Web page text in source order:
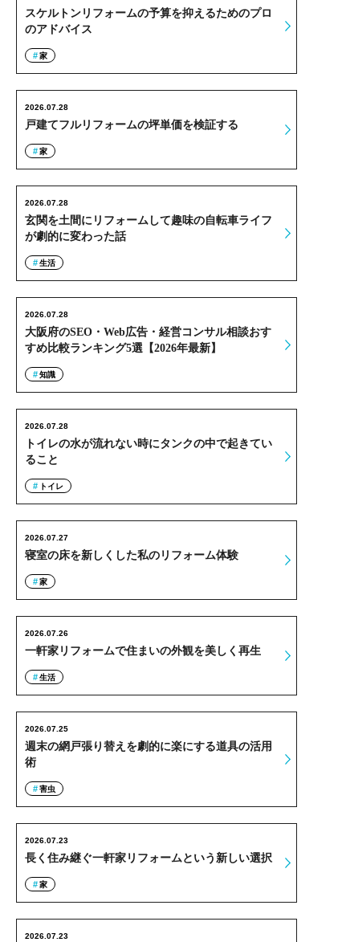
スケルトンリフォームの予算を抑えるためのプロ
のアドバイス
家
戸建てフルリフォームの坪単価を検証する
2026.07.28
家
玄関を土間にリフォームして趣味の自転車ライフ
が劇的に変わった話
2026.07.28
生活
大阪府のSEO・Web広告・経営コンサル相談おす
すめ比較ランキング5選【2026年最新】
2026.07.28
知識
トイレの水が流れない時にタンクの中で起きてい
ること
2026.07.28
トイレ
寝室の床を新しくした私のリフォーム体験
2026.07.27
家
一軒家リフォームで住まいの外観を美しく再生
2026.07.26
生活
週末の網戸張り替えを劇的に楽にする道具の活用
術
2026.07.25
害虫
長く住み継ぐ一軒家リフォームという新しい選択
2026.07.23
家
2026.07.23